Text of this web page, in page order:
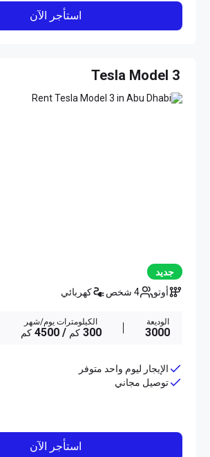
استأجر الآن
Tesla Model 3
جديد
أوتو
4 شخص كهربائي
الوديعة
3000
الكيلومترات يوم/شهر
300 كم / 4500 كم
الإيجار ليوم واحد متوفر
توصيل مجاني
استأجر الآن